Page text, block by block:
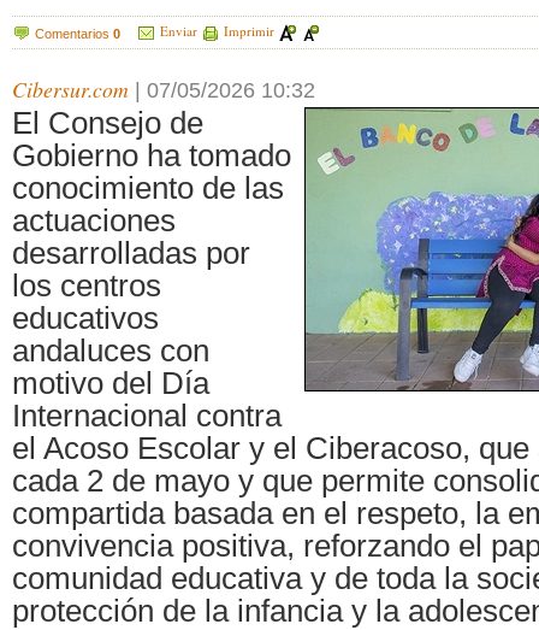
Comentarios 0 Enviar Imprimir
Cibersur.com 07/05/2026 10:32
El Consejo de
Gobierno ha tomado
conocimiento de las
actuaciones
desarrolladas por
los centros
educativos
andaluces con
motivo del Día
Internacional contra
el Acoso Escolar y el Ciberacoso,
cada 2 de mayo y que permite
compartida basada en el respeto, la
convivencia positiva, reforzando el
comunidad educativa y de toda la
protección de la infancia y la